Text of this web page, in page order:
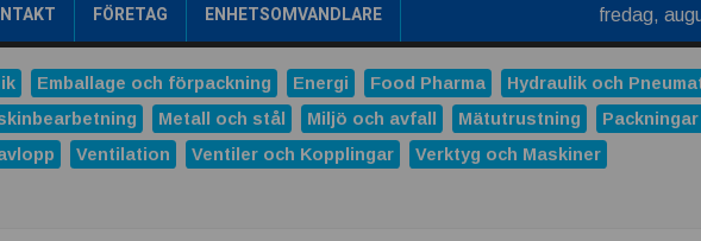
prestigefyllt pris för industriellt monteringsverktyg
och Hydro tecknar långsiktigt avtal
nästa generations industriella HMI-lösningar
FÖRETAG ENHETSOMVANDLARE fredag,
Emballage och förpackning Energi Food Pharma Hydraulik och
Metall och stål Miljö och avfall Mätutrustning Packningar
Ventilation Ventiler och Kopplingar Verktyg och Maskiner